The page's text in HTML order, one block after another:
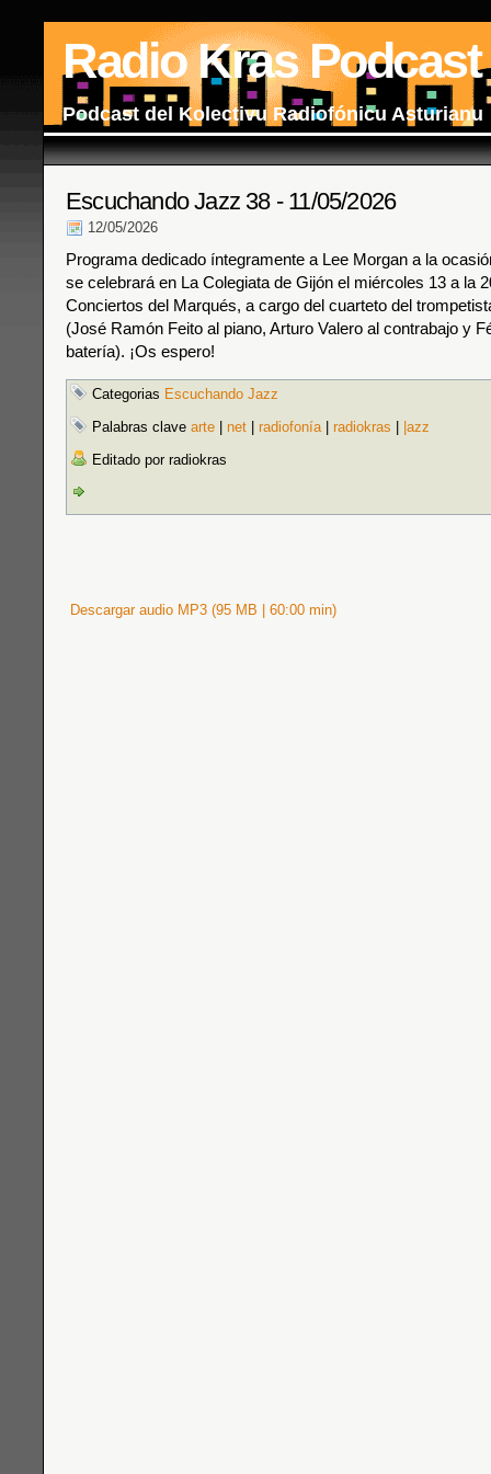
Radio Kras Podcast
Podcast del Kolectivu Radiofónicu Asturianu
Escuchando Jazz 38 - 11/05/2026
12/05/2026
Programa dedicado íntegramente a Lee Morgan a la
se celebrará en La Colegiata de Gijón el miércoles 13 a la
Conciertos del Marqués, a cargo del cuarteto del
(José Ramón Feito al piano, Arturo Valero al contrabajo y
batería). ¡Os espero!
Categorias Escuchando Jazz
Palabras clave arte net radiofonía| radiokras
|azz
Editado por radiokras
Descargar audio MP3 (95 MB | 60:00 min)